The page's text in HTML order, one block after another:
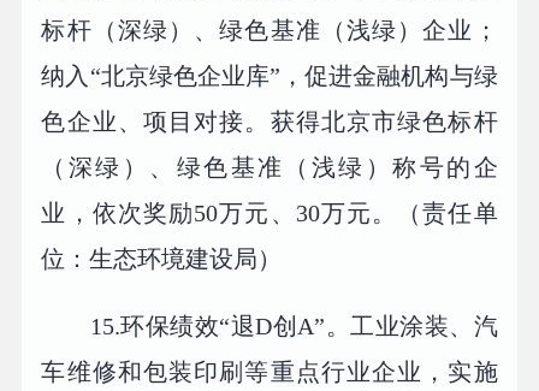
标杆（深绿）、绿色基准（浅绿）企业；
纳入“北京绿色企业库”，促进金融机构与绿
色企业、项目对接。获得北京市绿色标杆
（深绿）、绿色基准（浅绿）称号的企
业，依次奖励50万元、30万元。（责任单
位：生态环境建设局）
15.环保绩效“退D创A”。工业涂装、汽
车维修和包装印刷等重点行业企业，实施